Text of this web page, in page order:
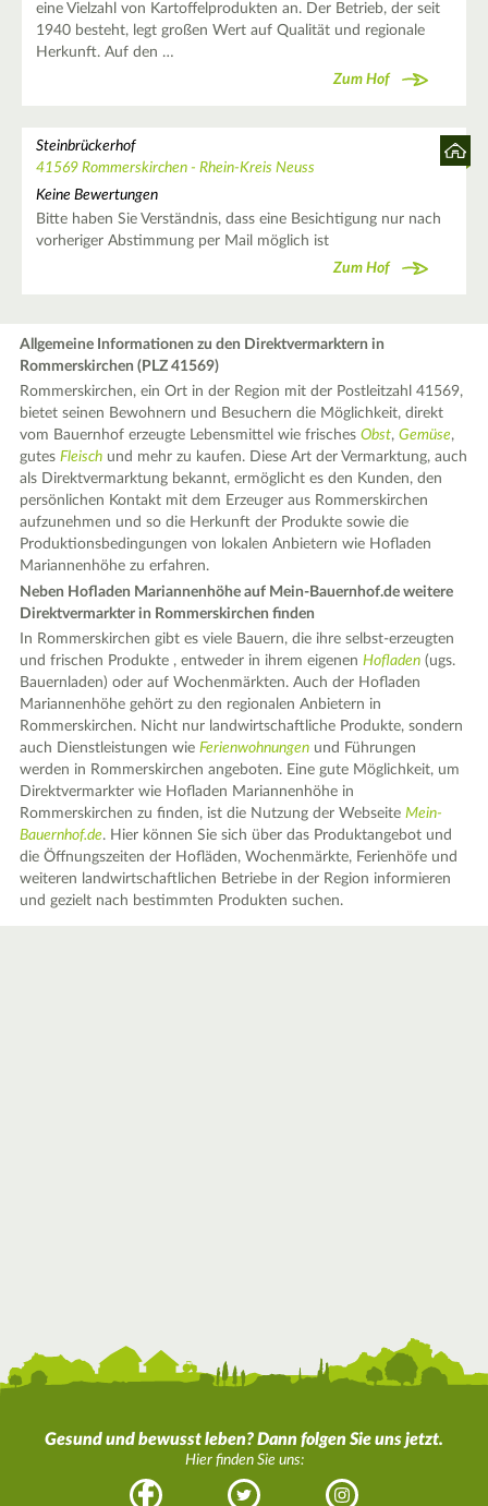
eine Vielzahl von Kartoffelprodukten an. Der Betrieb, der seit
1940 besteht, legt großen Wert auf Qualität und regionale
Herkunft. Auf den …
Zum Hof
Steinbrückerhof
41569 Rommerskirchen - Rhein-Kreis Neuss
Keine Bewertungen
Bitte haben Sie Verständnis, dass eine Besichtigung nur nach
vorheriger Abstimmung per Mail möglich ist
Zum Hof
Allgemeine Informationen zu den Direktvermarktern in
Rommerskirchen (PLZ 41569)
Rommerskirchen, ein Ort in der Region mit der Postleitzahl 41569,
bietet seinen Bewohnern und Besuchern die Möglichkeit, direkt
vom Bauernhof erzeugte Lebensmittel wie frischesObst,Gemüse,
gutesFleisch und mehr zu kaufen. Diese Art der Vermarktung, auch
als Direktvermarktung bekannt, ermöglicht es den Kunden, den
persönlichen Kontakt mit dem Erzeuger aus Rommerskirchen
aufzunehmen und so die Herkunft der Produkte sowie die
Produktionsbedingungen von lokalen Anbietern wie Hofladen
Mariannenhöhe zu erfahren.
Neben Hofladen Mariannenhöhe auf Mein-Bauernhof.de weitere
Direktvermarkter in Rommerskirchen finden
In Rommerskirchen gibt es viele Bauern, die ihre selbst-erzeugten
und frischen Produkte , entweder in ihrem eigenenHofladen (ugs.
Bauernladen) oder auf Wochenmärkten. Auch der Hofladen
Mariannenhöhe gehört zu den regionalen Anbietern in
Rommerskirchen. Nicht nur landwirtschaftliche Produkte, sondern
auch Dienstleistungen wieFerienwohnungen und Führungen
werden in Rommerskirchen angeboten. Eine gute Möglichkeit, um
Direktvermarkter wie Hofladen Mariannenhöhe in
Rommerskirchen zu finden, ist die Nutzung der WebseiteMein-
Bauernhof.de. Hier können Sie sich über das Produktangebot und
die Öffnungszeiten der Hofläden, Wochenmärkte, Ferienhöfe und
weiteren landwirtschaftlichen Betriebe in der Region informieren
und gezielt nach bestimmten Produkten suchen.
Gesund und bewusst leben? Dann folgen Sie uns jetzt.
Hier finden Sie uns:
Facebook Twitter Instagram